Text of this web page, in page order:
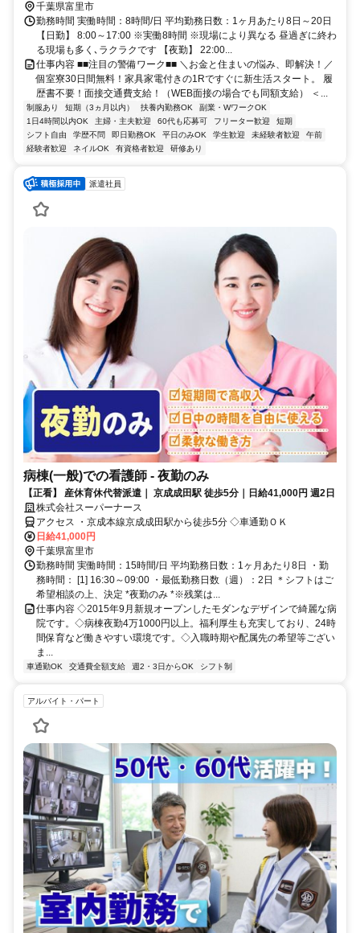
リア
千葉県富里市
勤務時間 実働時間：8時間/日 平均勤務日数：1ヶ月あたり8日～20日
【日勤】 8:00～17:00 ※実働8時間 ※現場により異なる 昼過ぎに終わ
る現場も多く､ラクラクです 【夜勤】 22:00...
仕事内容 ■■注目の警備ワーク■■ ＼お金と住まいの悩み、即解決！／
個室寮30日間無料！家具家電付きの1Rですぐに新生活スタート。 履
歴書不要！面接交通費支給！（WEB面接の場合でも同額支給） ＜...
制服あり 短期（3ヵ月以内） 扶養内勤務OK
副業・WワークOK
1日4時間以内OK
主婦・主夫歓迎 60代も応募可 フリーター歓迎
短期
シフト自由
学歴不問 即日勤務OK 平日のみOK 学生歓迎 未経験者歓迎
午前
経験者歓迎
ネイルOK 有資格者歓迎 研修あり
派遣社員
病棟(一般)での看護師 - 夜勤のみ
【正看】 産休育休代替派遣｜ 京成成田駅 徒歩5分｜日給41,000円 週2日
株式会社スーパーナース
アクセス ・京成本線京成成田駅から徒歩5分 ◇車通勤ＯＫ
日給41,000円
千葉県富里市
勤務時間 実働時間：15時間/日 平均勤務日数：1ヶ月あたり8日 ・勤
務時間： [1] 16:30～09:00 ・最低勤務日数（週）：2日 ＊シフトはご
希望相談の上、決定 *夜勤のみ *※残業は...
仕事内容 ◇2015年9月新規オープンしたモダンなデザインで綺麗な病
院です。◇病棟夜勤4万1000円以上。福利厚生も充実しており、24時
間保育など働きやすい環境です。◇入職時期や配属先の希望等ござい
ま...
車通勤OK 交通費全額支給 週2・3日からOK シフト制
アルバイト・パート